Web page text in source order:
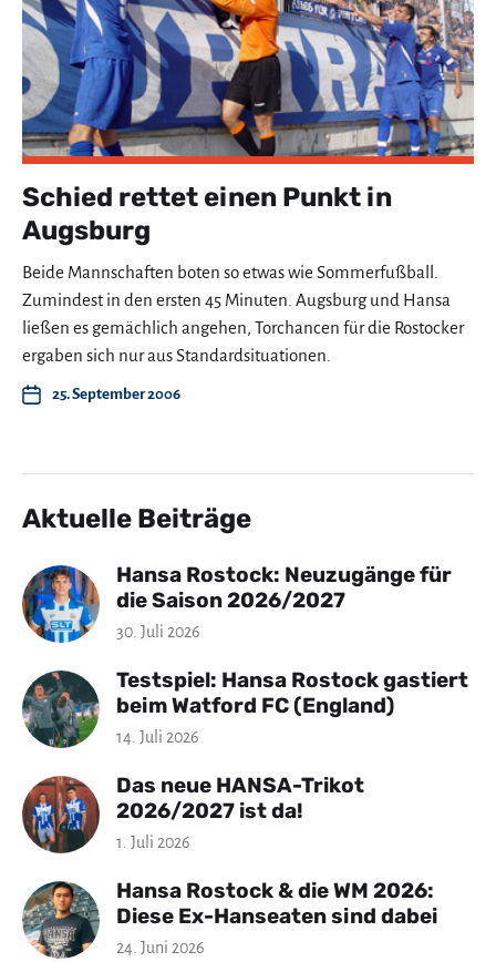
Schied rettet einen Punkt in
Augsburg
Beide Mannschaften boten so etwas wie Sommerfußball.
Zumindest in den ersten 45 Minuten. Augsburg und Hansa
ließen es gemächlich angehen, Torchancen für die Rostocker
ergaben sich nur aus Standardsituationen.
25. September 2006
Aktuelle Beiträge
Hansa Rostock: Neuzugänge für
die Saison 2026/2027
30. Juli 2026
Testspiel: Hansa Rostock gastiert
beim Watford FC (England)
14. Juli 2026
Das neue HANSA-Trikot
2026/2027 ist da!
1. Juli 2026
Hansa Rostock & die WM 2026:
Diese Ex-Hanseaten sind dabei
24. Juni 2026